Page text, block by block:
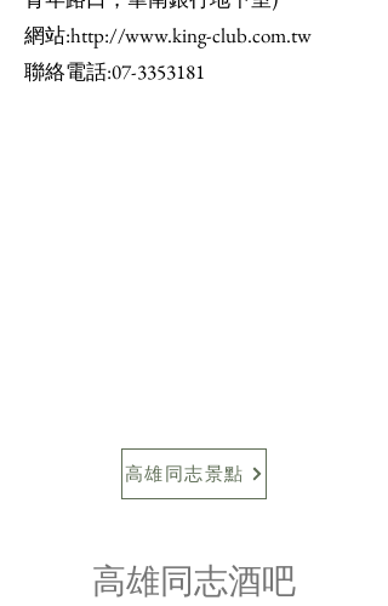
網站:http://www.king-club.com.tw
聯絡電話:07-3353181
高雄同志景點
高雄同志酒吧